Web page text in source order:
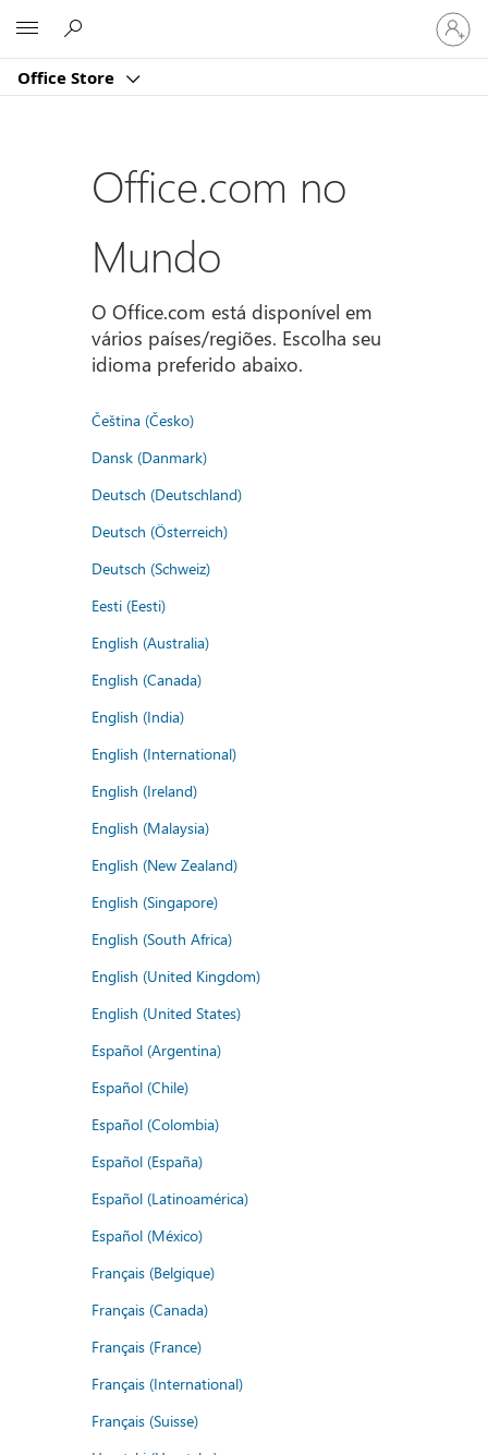
Office Store
Entre
em
sua
Office.com no
Mundo
O Office.com está disponível em
vários países/regiões. Escolha seu
idioma preferido abaixo.
Čeština (Česko)
Dansk (Danmark)
Deutsch (Deutschland)
Deutsch (Österreich)
Deutsch (Schweiz)
Eesti (Eesti)
English (Australia)
English (Canada)
English (India)
English (International)
English (Ireland)
English (Malaysia)
English (New Zealand)
English (Singapore)
English (South Africa)
English (United Kingdom)
English (United States)
Español (Argentina)
Español (Chile)
Español (Colombia)
Español (España)
Español (Latinoamérica)
Español (México)
Français (Belgique)
Français (Canada)
Français (France)
Français (International)
Français (Suisse)